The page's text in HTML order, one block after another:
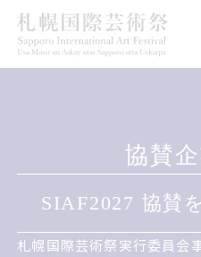
協賛
サイアフ2027 協
SIAF2027 協賛
札幌国際げいじゅつさい実
札幌国際芸術祭実行委員会